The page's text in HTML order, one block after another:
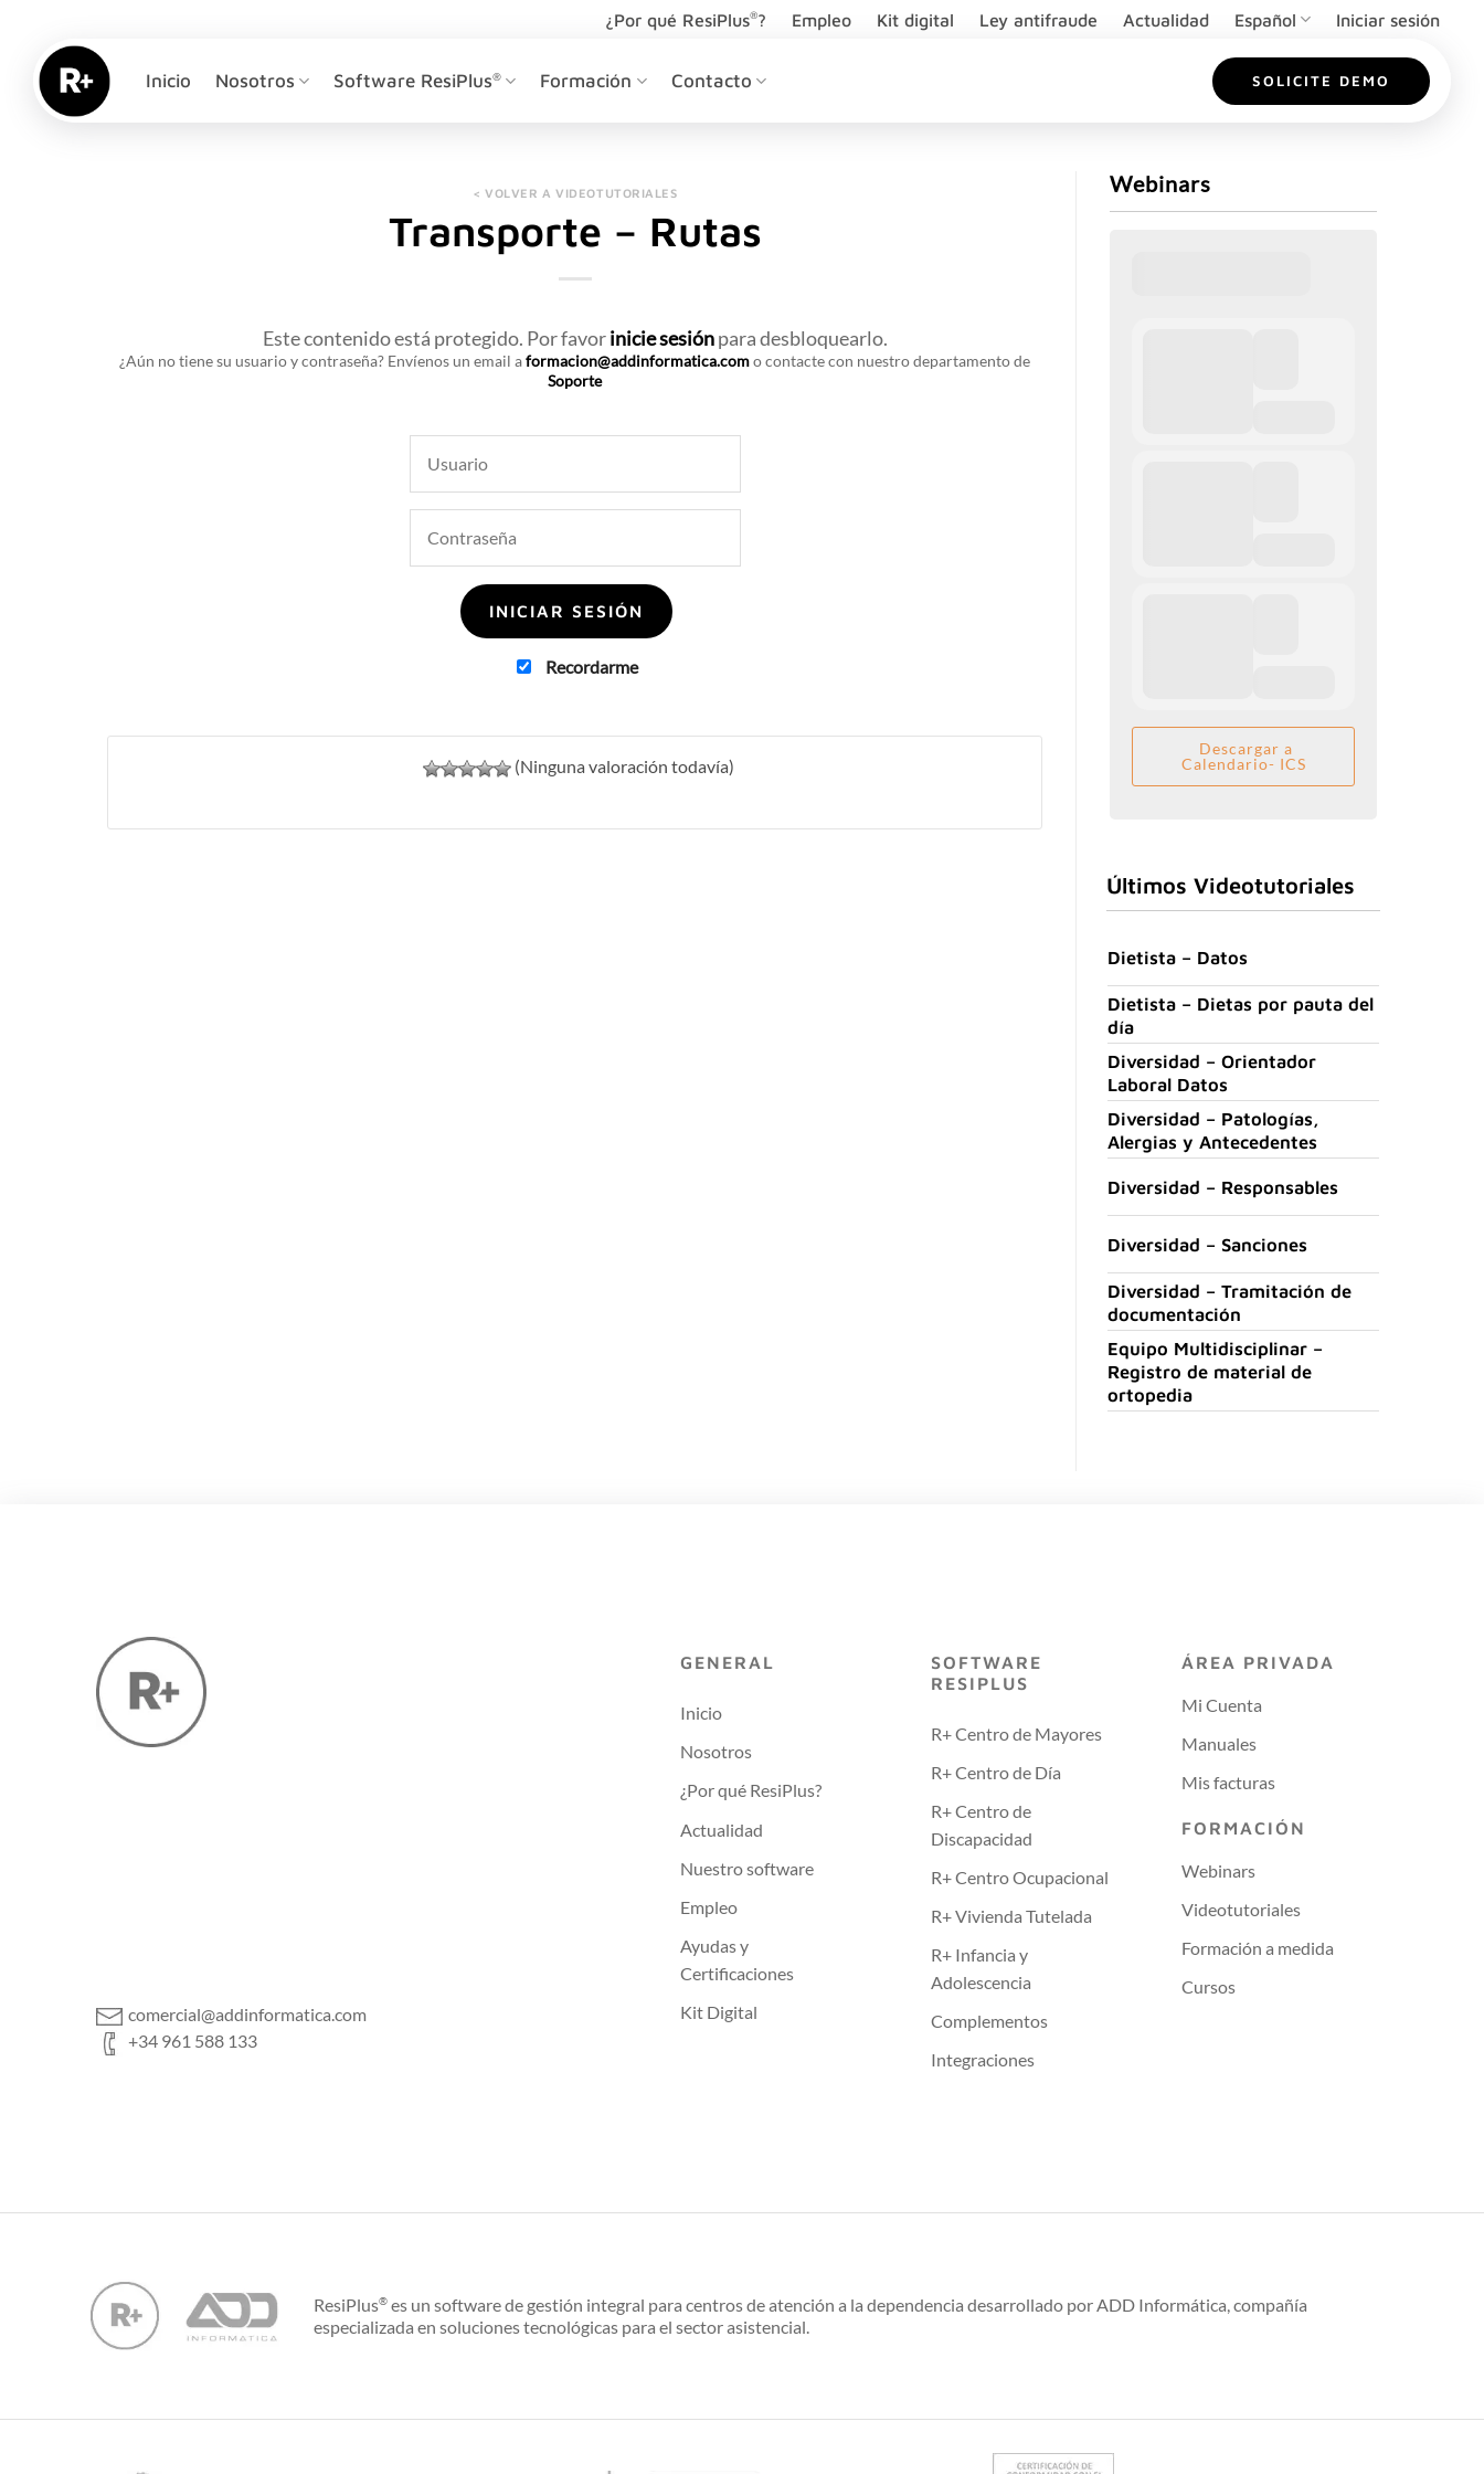
contenido
¿Por qué ResiPlus®? Empleo Kit digital Ley antifraude Actualidad Español Iniciar sesión
Inicio Nosotros Software ResiPlus® Formación Contacto SOLICITE DEMO
< VOLVER A VIDEOTUTORIALES
Transporte – Rutas
Este contenido está protegido. Por favorinicie sesiónpara desbloquearlo.
¿Aún no tiene su usuario y contraseña? Envíenos un email aformacion@addinformatica.como contacte con nuestro departamento de
Soporte
Recordarme
(Ninguna valoración todavía)
Webinars
Descargar a
Calendario- ICS
Últimos Videotutoriales
Dietista – Datos
Dietista – Dietas por pauta del
día
Diversidad – Orientador
Laboral Datos
Diversidad – Patologías,
Alergias y Antecedentes
Diversidad – Responsables
Diversidad – Sanciones
Diversidad – Tramitación de
documentación
Equipo Multidisciplinar –
Registro de material de
ortopedia
comercial@addinformatica.com
+34 961 588 133
GENERAL
Inicio
Nosotros
¿Por qué ResiPlus?
Actualidad
Nuestro software
Empleo
Ayudas y
Certificaciones
Kit Digital
SOFTWARE
RESIPLUS
R+ Centro de Mayores
R+ Centro de Día
R+ Centro de
Discapacidad
R+ Centro Ocupacional
R+ Vivienda Tutelada
R+ Infancia y
Adolescencia
Complementos
Integraciones
ÁREA PRIVADA
Mi Cuenta
Manuales
Mis facturas
FORMACIÓN
Webinars
Videotutoriales
Formación a medida
Cursos
ResiPlus®es un software de gestión integral para centros de atención a la dependencia desarrollado por ADD Informática, compañía
especializada en soluciones tecnológicas para el sector asistencial.